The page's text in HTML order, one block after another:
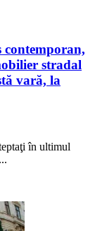
contemporan,
stradal
vară, la
în ultimul